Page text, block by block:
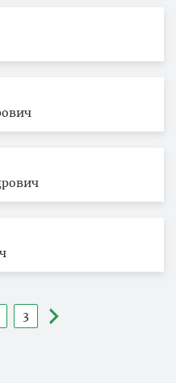
Сторінка
3